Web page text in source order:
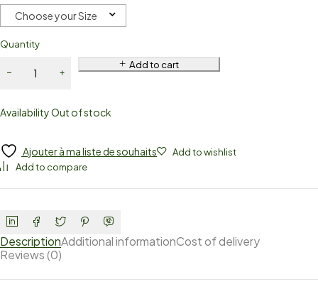
Choose your Size
Quantity
Add to cart
AvailabilityOut of stock
Ajouter à ma liste de souhaits
Add to wishlist
Add to compare
DescriptionAdditional informationCost of delivery
Reviews (0)